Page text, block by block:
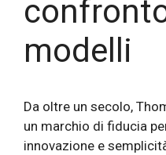
modelli
Da oltre un secolo,
un marchio di fiducia
innovazione e